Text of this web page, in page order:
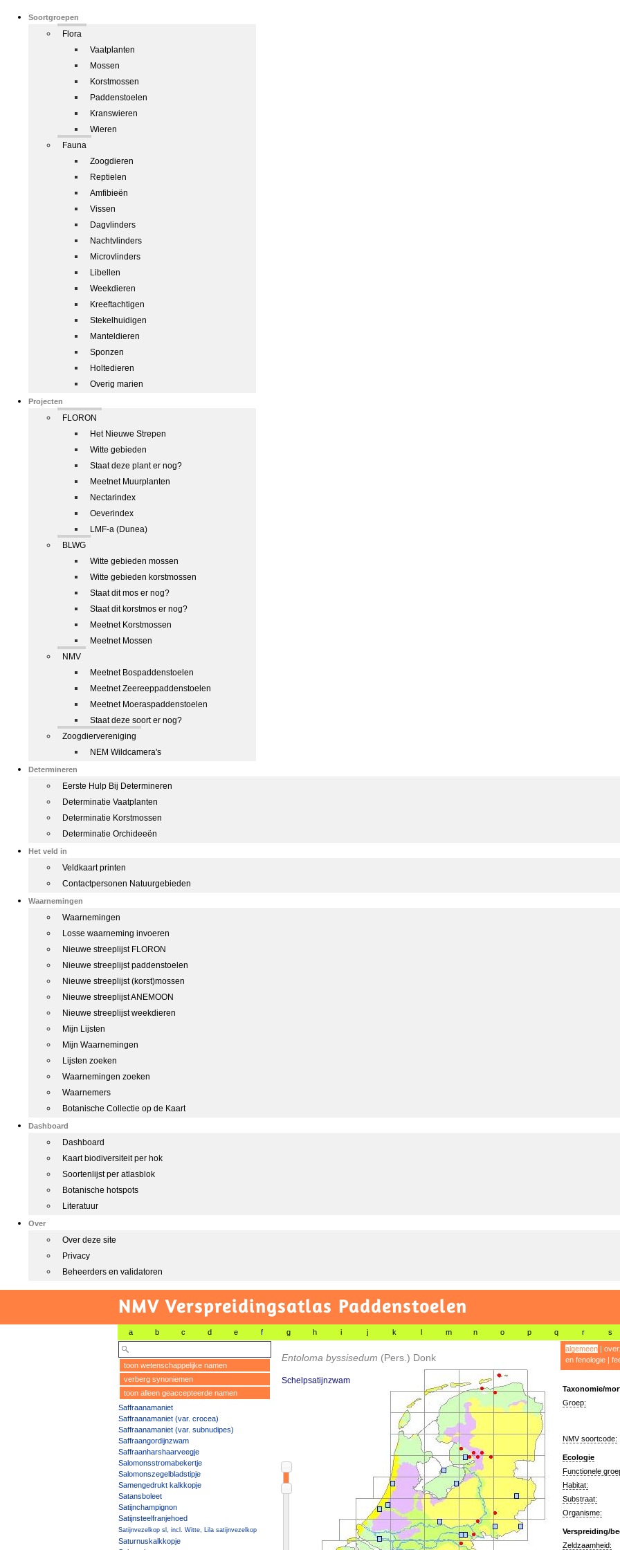
Soortgroepen
Flora
Vaatplanten
Mossen
Korstmossen
Paddenstoelen
Kranswieren
Wieren
Fauna
Zoogdieren
Reptielen
Amfibieën
Vissen
Dagvlinders
Nachtvlinders
Microvlinders
Libellen
Weekdieren
Kreeftachtigen
Stekelhuidigen
Manteldieren
Sponzen
Holtedieren
Overig marien
Projecten
FLORON
Het Nieuwe Strepen
Witte gebieden
Staat deze plant er nog?
Meetnet Muurplanten
Nectarindex
Oeverindex
LMF-a (Dunea)
BLWG
Witte gebieden mossen
Witte gebieden korstmossen
Staat dit mos er nog?
Staat dit korstmos er nog?
Meetnet Korstmossen
Meetnet Mossen
NMV
Meetnet Bospaddenstoelen
Meetnet Zeereeppaddenstoelen
Meetnet Moeraspaddenstoelen
Staat deze soort er nog?
Zoogdiervereniging
NEM Wildcamera's
Determineren
Eerste Hulp Bij Determineren
Determinatie Vaatplanten
Determinatie Korstmossen
Determinatie Orchideeën
Het veld in
Veldkaart printen
Contactpersonen Natuurgebieden
Waarnemingen
Waarnemingen
Losse waarneming invoeren
Nieuwe streeplijst FLORON
Nieuwe streeplijst paddenstoelen
Nieuwe streeplijst (korst)mossen
Nieuwe streeplijst ANEMOON
Nieuwe streeplijst weekdieren
Mijn Lijsten
Mijn Waarnemingen
Lijsten zoeken
Waarnemingen zoeken
Waarnemers
Botanische Collectie op de Kaart
Dashboard
Dashboard
Kaart biodiversiteit per hok
Soortenlijst per atlasblok
Botanische hotspots
Literatuur
Over
Over deze site
Privacy
Beheerders en validatoren
NMV Verspreidingsatlas Paddenstoelen
a b c d e f g h i j k l m n o p q r s
toon wetenschappelijke namen
verberg synoniemen
toon alleen geaccepteerde namen
Saffraanamaniet
Saffraanamaniet (var. crocea)
Saffraanamaniet (var. subnudipes)
Saffraangordijnzwam
Saffraanharshaarveegje
Salomonsstromabekertje
Salomonszegelbladstipje
Samengedrukt kalkkopje
Satansboleet
Satijnchampignon
Satijnsteelfranjehoed
Satijnvezelkop sl, incl. Witte, Lila satijnvezelkop
Saturnuskalkkopje
Entoloma byssisedum (Pers.) Donk
Schelpsatijnzwam
algemeen|
en fenologie|
Taxonomie/
Groep:
NMV soortcode:
Ecologie
Functionele
Habitat:
Substraat:
Organisme:
Verspreiding/
Zeldzaamheid: